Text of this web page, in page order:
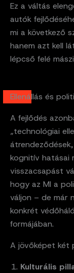
Ez a váltás
autók
mi a következő
hanem azt kell
lépcső felé
Ellenállás és
A fejlődés
„technológiai
kognitív hatásai
visszacsapást
hogy az MI a
váljon – de már
konkrét
formájában.
A jövőképet két
Kulturális